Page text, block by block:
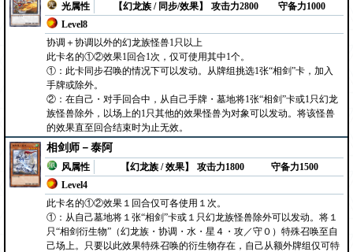
光属性
【幻龙族 / 同步/效果】
Level8
攻击力2800 守备力1000
协调＋协调以外的幻龙族怪兽1只以上
此卡名的①②效果1回合1次，仅可使用其中1个。
①：此卡同步召唤的情况下可以发动。从牌组挑选1张“相剑”卡，加入
手牌或除外。
②：在自己・对手回合中，从自己手牌・墓地将1张“相剑”卡或1只幻龙
族怪兽除外，以场上的1只其他的效果怪兽为对象可以发动。将该怪兽
的效果直至回合结束时为止无效。
相剑师－泰阿
风属性
【幻龙族 / 效果】
Level4
攻击力1800 守备力1500
此卡名的①②效果１回合仅可各使用１次。
①：从自己墓地将１张“相剑”卡或１只幻龙族怪兽除外可以发动。将１
只“相剑衍生物”（幻龙族・协调・水・星４・攻／守０）特殊召唤至自
己场上。只要以此效果特殊召唤的衍生物存在，自己从额外牌组仅可特